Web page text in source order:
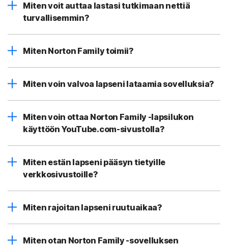
Miten voit auttaa lastasi tutkimaan nettiä
turvallisemmin?
Miten Norton Family toimii?
Miten voin valvoa lapseni lataamia sovelluksia?
Miten voin ottaa Norton Family -lapsilukon
käyttöön YouTube.com-sivustolla?
Miten estän lapseni pääsyn tietyille
verkkosivustoille?
Miten rajoitan lapseni ruutuaikaa?
Miten otan Norton Family -sovelluksen